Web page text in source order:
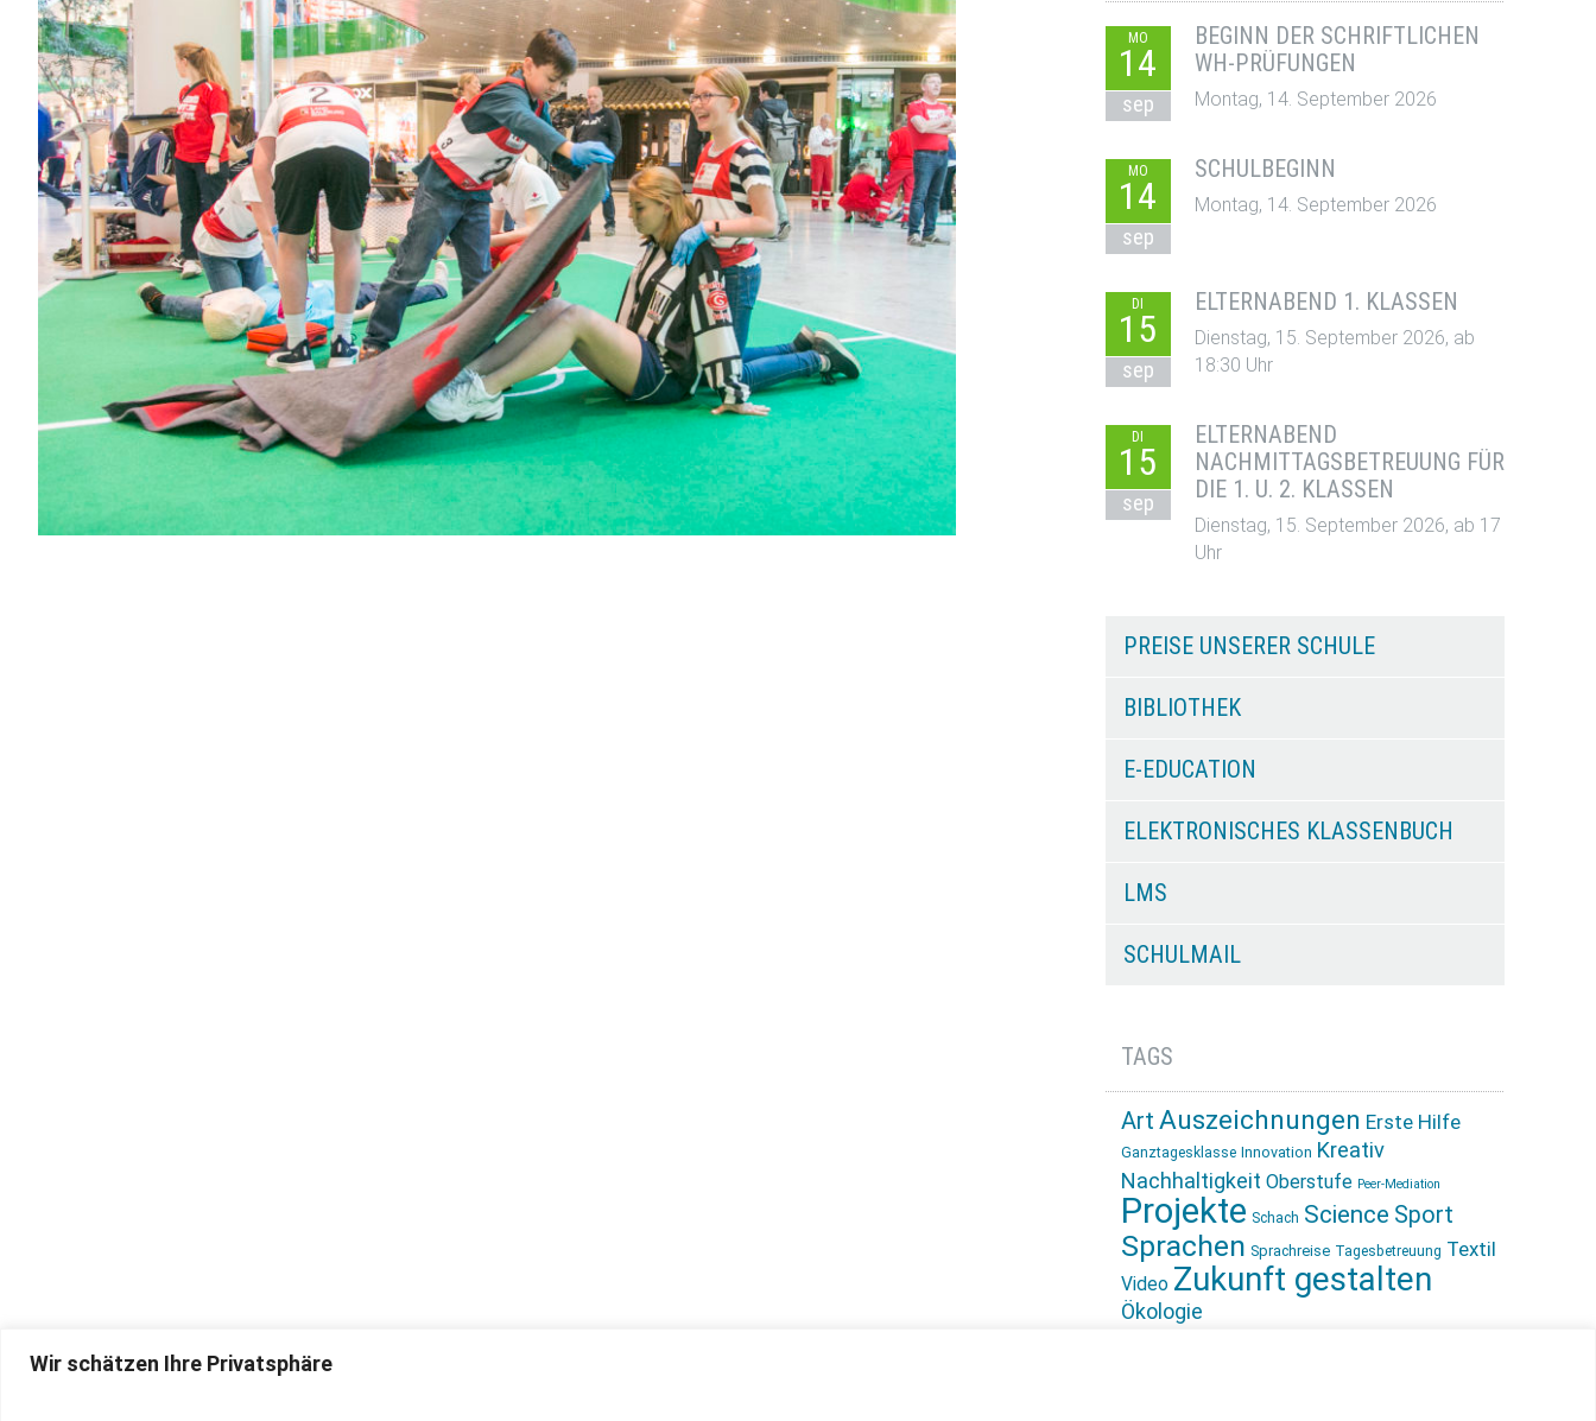
Wir schätzen Ihre Privatsphäre
MO
14
sep
BEGINN DER SCHRIFTLICHEN
WH-PRÜFUNGEN
Montag, 14. September 2026
MO
14
sep
SCHULBEGINN
Montag, 14. September 2026
DI
15
sep
ELTERNABEND 1. KLASSEN
Dienstag, 15. September 2026, ab
18:30 Uhr
DI
15
sep
ELTERNABEND
NACHMITTAGSBETREUUNG FÜR
DIE 1. U. 2. KLASSEN
Dienstag, 15. September 2026, ab 17
Uhr
PREISE UNSERER SCHULE
BIBLIOTHEK
E-EDUCATION
ELEKTRONISCHES KLASSENBUCH
LMS
SCHULMAIL
TAGS
Art Auszeichnungen Erste Hilfe
Ganztagesklasse Innovation Kreativ
Nachhaltigkeit Oberstufe Peer-Mediation
Projekte Schach Science Sport
Sprachen Sprachreise Tagesbetreuung Textil
Video Zukunft gestalten
Ökologie